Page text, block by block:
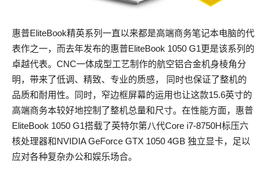
惠普EliteBook精英系列一直以来都是高端商务笔记本电脑的代
表作之一，而去年发布的惠普EliteBook 1050 G1更是该系列的
卓越代表。CNC一体成型工艺制作的航空铝合金机身棱角分
明，带来了低调、精致、专业的质感， 同时也保证了整机的
品质和耐用性。同时，窄边框屏幕的运用也让这款15.6英寸的
高端商务本较好地控制了整机总量和尺寸。在性能方面，惠普
EliteBook 1050 G1搭载了英特尔第八代Core i7-8750H标压六
核处理器和NVIDIA GeForce GTX 1050 4GB 独立显卡，足以
应对各种复杂办公和娱乐场合。